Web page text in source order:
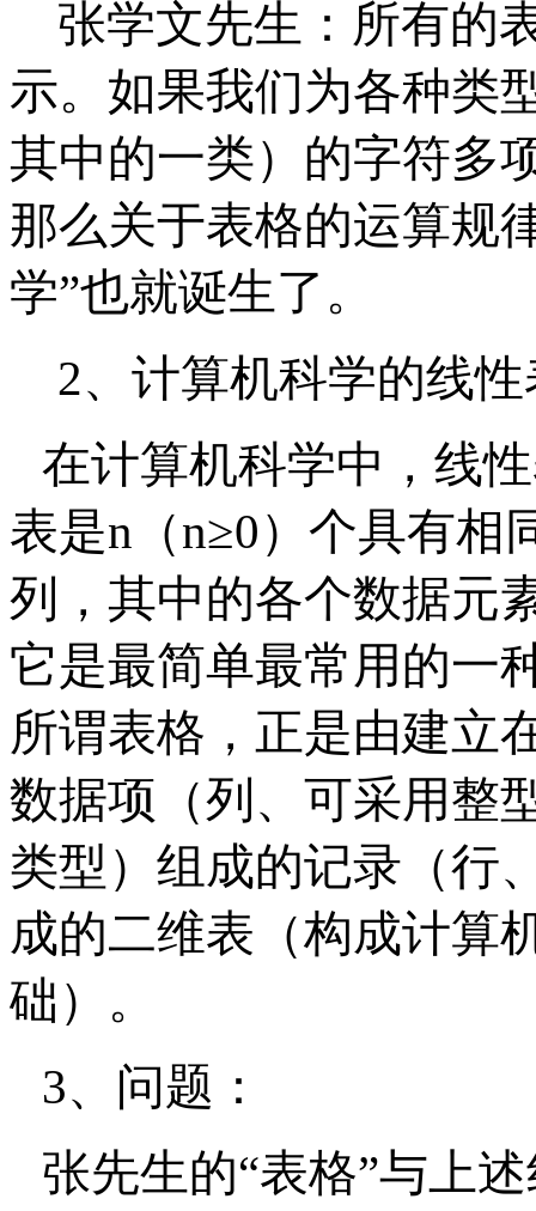
张学文先生： 所有的
示。如果我们为各种类
其中的一类）的字符多
那么关于表格的运算规
学”也就诞生了。
2、计算机科学的线
在计算机科学中，线
表是n（n≥0）个具有相
列，其中的各个数据元
它是最简单最常用的一
所谓表格，正是由建立
数据项（列、可采用整
类型）组成的记录（行
成的二维表（构成计算
础）。
3、问题：
张先生的“表格”与上